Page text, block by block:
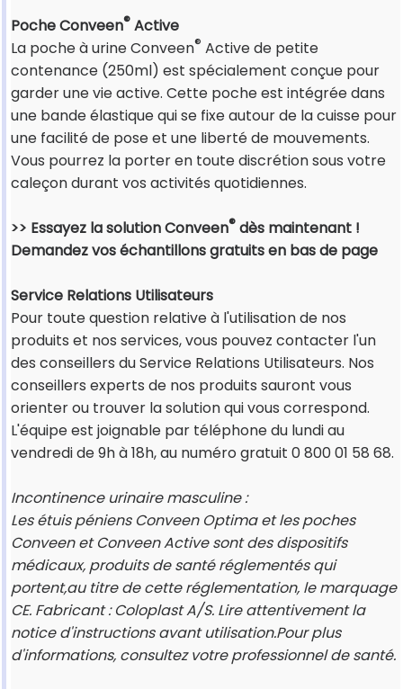
Poche Conveen® Active
La poche à urine Conveen® Active de petite
contenance (250ml) est spécialement conçue pour
garder une vie active. Cette poche est intégrée dans
une bande élastique qui se fixe autour de la cuisse pour
une facilité de pose et une liberté de mouvements.
Vous pourrez la porter en toute discrétion sous votre
caleçon durant vos activités quotidiennes.
>> Essayez la solution Conveen® dès maintenant !
Demandez vos échantillons gratuits en bas de page
Service Relations Utilisateurs
Pour toute question relative à l'utilisation de nos
produits et nos services, vous pouvez contacter l'un
des conseillers du Service Relations Utilisateurs. Nos
conseillers experts de nos produits sauront vous
orienter ou trouver la solution qui vous correspond.
L'équipe est joignable par téléphone du lundi au
vendredi de 9h à 18h, au numéro gratuit 0 800 01 58 68.
Incontinence urinaire masculine :
Les étuis péniens Conveen Optima et les poches
Conveen et Conveen Active sont des dispositifs
médicaux, produits de santé réglementés qui
portent,au titre de cette réglementation, le marquage
CE. Fabricant : Coloplast A/S. Lire attentivement la
notice d'instructions avant utilisation.Pour plus
d'informations, consultez votre professionnel de santé.